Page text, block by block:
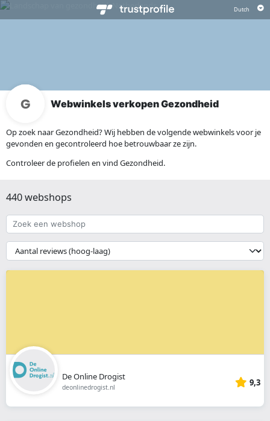
Webwinkels verkopen Gezondheid
Op zoek naar Gezondheid? Wij hebben de volgende webwinkels voor je
gevonden en gecontroleerd hoe betrouwbaar ze zijn.
Controleer de profielen en vind Gezondheid.
440 webshops
Zoek
een
webshop
{{
__('Sort')
}}
De Online Drogist
deonlinedrogist.nl 9,3